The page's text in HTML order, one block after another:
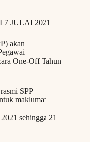
JULAI 2021
akan
One-Off Tahun
SPP
maklumat
sehingga 21